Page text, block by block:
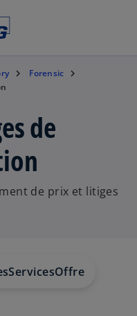
Forensic
de
de prix et litiges
ServicesOffre